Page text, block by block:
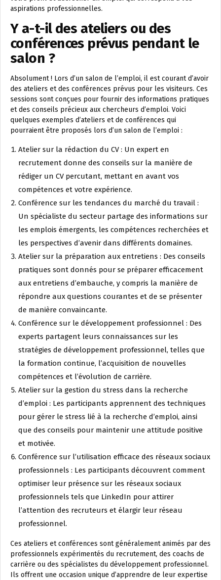
aspirations professionnelles.
Y a-t-il des ateliers ou des
conférences prévus pendant le
salon ?
Absolument ! Lors d’un salon de l’emploi, il est courant d’avoir
des ateliers et des conférences prévus pour les visiteurs. Ces
sessions sont conçues pour fournir des informations pratiques
et des conseils précieux aux chercheurs d’emploi. Voici
quelques exemples d’ateliers et de conférences qui
pourraient être proposés lors d’un salon de l’emploi :
Atelier sur la rédaction du CV : Un expert en
recrutement donne des conseils sur la manière de
rédiger un CV percutant, mettant en avant vos
compétences et votre expérience.
Conférence sur les tendances du marché du travail :
Un spécialiste du secteur partage des informations sur
les emplois émergents, les compétences recherchées et
les perspectives d’avenir dans différents domaines.
Atelier sur la préparation aux entretiens : Des conseils
pratiques sont donnés pour se préparer efficacement
aux entretiens d’embauche, y compris la manière de
répondre aux questions courantes et de se présenter
de manière convaincante.
Conférence sur le développement professionnel : Des
experts partagent leurs connaissances sur les
stratégies de développement professionnel, telles que
la formation continue, l’acquisition de nouvelles
compétences et l’évolution de carrière.
Atelier sur la gestion du stress dans la recherche
d’emploi : Les participants apprennent des techniques
pour gérer le stress lié à la recherche d’emploi, ainsi
que des conseils pour maintenir une attitude positive
et motivée.
Conférence sur l’utilisation efficace des réseaux sociaux
professionnels : Les participants découvrent comment
optimiser leur présence sur les réseaux sociaux
professionnels tels que LinkedIn pour attirer
l’attention des recruteurs et élargir leur réseau
professionnel.
Ces ateliers et conférences sont généralement animés par des
professionnels expérimentés du recrutement, des coachs de
carrière ou des spécialistes du développement professionnel.
Ils offrent une occasion unique d’apprendre de leur expertise